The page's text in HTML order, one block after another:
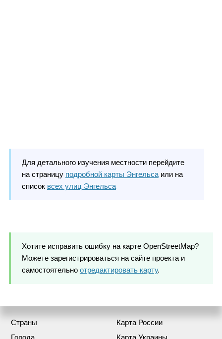
Для детального изучения местности перейдите
на страницу подробной карты Энгельсаили на
список всех улиц Энгельса
Хотите исправить ошибку на карте OpenStreetMap?
Можете зарегистрироваться на сайте проекта и
самостоятельно отредактировать карту.
Страны
Города
Карта России
Карта Украины